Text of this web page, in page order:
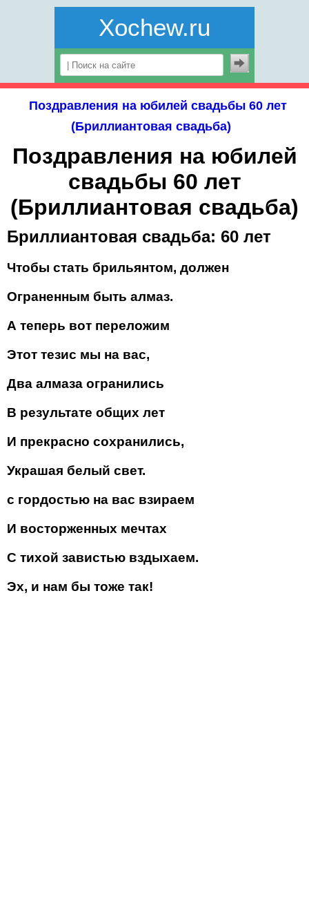
Xochew.ru
Поздравления на юбилей свадьбы 60 лет
(Бриллиантовая свадьба)
Поздравления на юбилей
свадьбы 60 лет
(Бриллиантовая свадьба)
Бриллиантовая свадьба: 60 лет
Чтобы стать брильянтом, должен
Ограненным быть алмаз.
А теперь вот переложим
Этот тезис мы на вас,
Два алмаза огранились
В результате общих лет
И прекрасно сохранились,
Украшая белый свет.
с гордостью на вас взираем
И восторженных мечтах
С тихой завистью вздыхаем.
Эх, и нам бы тоже так!